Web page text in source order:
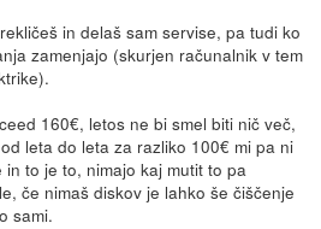
in delaš sam servise, pa tudi ko
zamenjajo (skurjen računalnik v tem
160€, letos ne bi smel biti nič več,
leta do leta za razliko 100€ mi pa ni
to je to, nimajo kaj mutit to pa
če nimaš diskov je lahko še čiščenje
sami.